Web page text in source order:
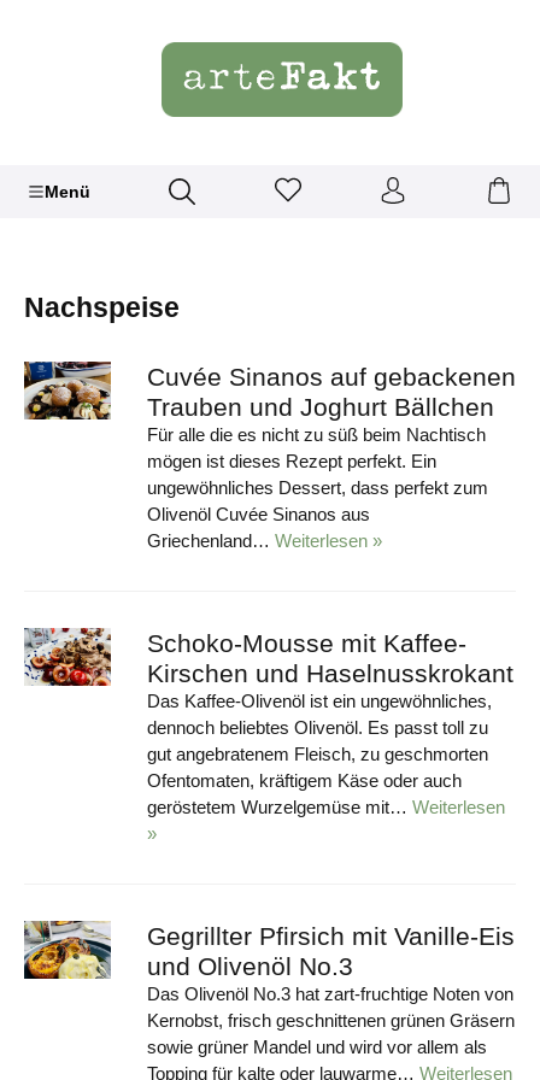
Menü
Nachspeise
Cuvée Sinanos auf gebackenen
Trauben und Joghurt Bällchen
Für alle die es nicht zu süß beim Nachtisch
mögen ist dieses Rezept perfekt. Ein
ungewöhnliches Dessert, dass perfekt zum
Olivenöl Cuvée Sinanos aus
Griechenland… Weiterlesen »
Schoko-Mousse mit Kaffee-
Kirschen und Haselnusskrokant
Das Kaffee-Olivenöl ist ein ungewöhnliches,
dennoch beliebtes Olivenöl. Es passt toll zu
gut angebratenem Fleisch, zu geschmorten
Ofentomaten, kräftigem Käse oder auch
geröstetem Wurzelgemüse mit… Weiterlesen
»
Gegrillter Pfirsich mit Vanille-Eis
und Olivenöl No.3
Das Olivenöl No.3 hat zart-fruchtige Noten von
Kernobst, frisch geschnittenen grünen Gräsern
sowie grüner Mandel und wird vor allem als
Topping für kalte oder lauwarme… Weiterlesen